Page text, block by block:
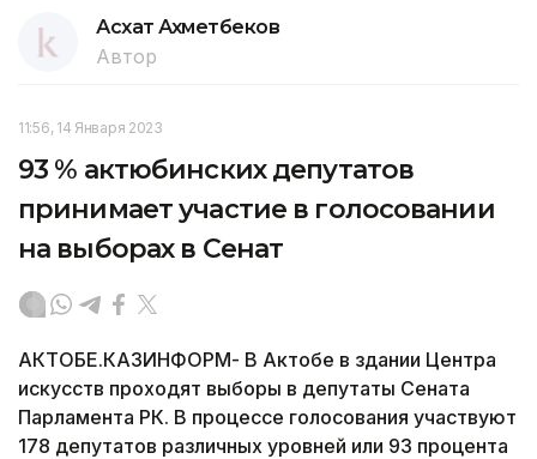
Асхат Ахметбеков
Автор
11:56, 14 Января 2023
93 % актюбинских депутатов
принимает участие в голосовании
на выборах в Сенат
АКТОБЕ.КАЗИНФОРМ- В Актобе в здании Центра
искусств проходят выборы в депутаты Сената
Парламента РК. В процессе голосования участвуют
178 депутатов различных уровней или 93 процента